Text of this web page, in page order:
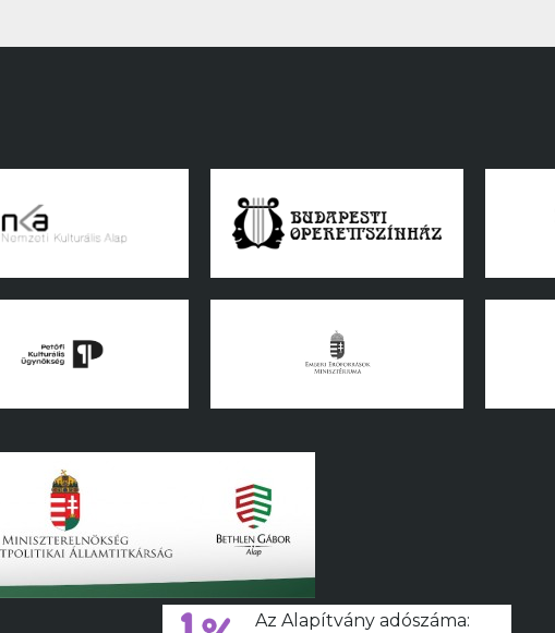
Az Alapítvány adószáma: